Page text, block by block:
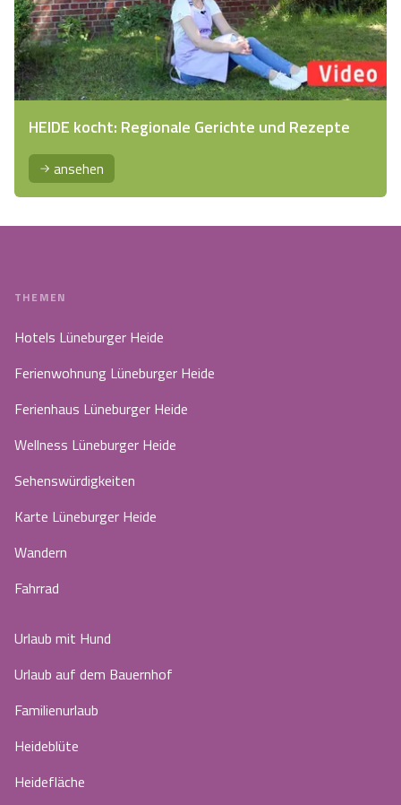
HEIDE kocht: Regionale Gerichte und Rezepte
ansehen
THEMEN
Hotels Lüneburger Heide
Ferienwohnung Lüneburger Heide
Ferienhaus Lüneburger Heide
Wellness Lüneburger Heide
Sehenswürdigkeiten
Karte Lüneburger Heide
Wandern
Fahrrad
Urlaub mit Hund
Urlaub auf dem Bauernhof
Familienurlaub
Heideblüte
Heidefläche